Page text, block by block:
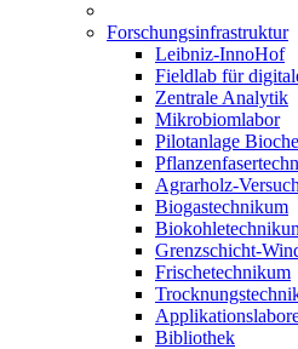
Forschungsinfrastruktur
Leibniz-InnoHof
Fieldlab für
Zentrale Analytik
Mikrobiomlabor
Pilotanlage
Agrarholz-
Biogastechnikum
Grenzschicht-
Frischetechnikum
Bibliothek